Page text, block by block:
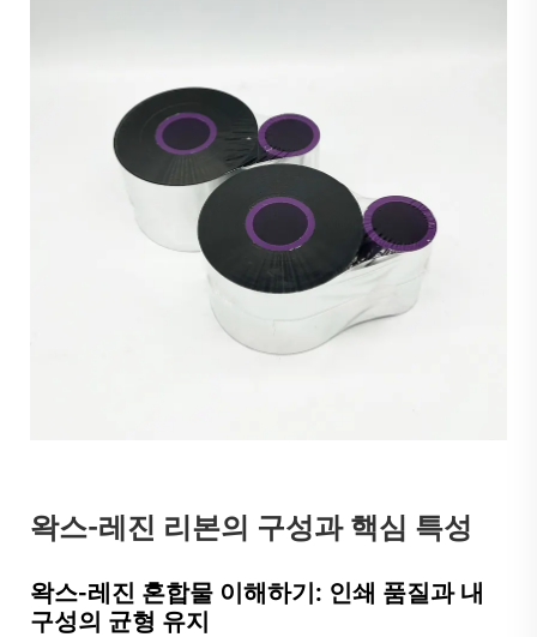
왁스-레진 리본의 구성과 핵심 특성
왁스-레진 혼합물 이해하기: 인쇄 품질과 내
구성의 균형 유지